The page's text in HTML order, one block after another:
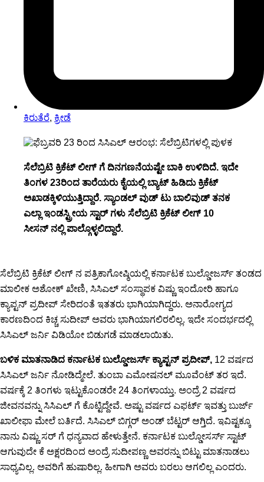
ಕಿರುತೆರೆ, ಕ್ರೀಡೆ
ಸೆಲೆಬ್ರಿಟಿ ಕ್ರಿಕೆಟ್ ಲೀಗ್ ಗೆ ದಿನಗಣನೆಯಷ್ಟೇ ಬಾಕಿ ಉಳಿದಿದೆ. ಇದೇ
ತಿಂಗಳ 23ರಿಂದ ತಾರೆಯರು ಕೈಯಲ್ಲಿ ಬ್ಯಾಟ್ ಹಿಡಿದು ಕ್ರಿಕೆಟ್
ಅಖಾಡಕ್ಕಿಳಿಯುತ್ತಿದ್ದಾರೆ. ಸ್ಯಾಂಡಲ್ ವುಡ್ ಟು ಬಾಲಿವುಡ್ ತನಕ
ಎಲ್ಲಾ ಇಂಡಸ್ಟ್ರೀಯ ಸ್ಟಾರ್ ಗಳು ಸೆಲೆಬ್ರಿಟಿ ಕ್ರಿಕೆಟ್ ಲೀಗ್ 10
ಸೀಸನ್ ನಲ್ಲಿ ಪಾಲ್ಗೊಳ್ಳಲಿದ್ದಾರೆ.
ಸೆಲೆಬ್ರಿಟಿ ಕ್ರಿಕೆಟ್ ಲೀಗ್ ನ ಪತ್ರಿಕಾಗೋಷ್ಠಿಯಲ್ಲಿ ಕರ್ನಾಟಕ ಬುಲ್ಡೋಜರ್ಸ್ ತಂಡದ
ಮಾಲೀಕ ಅಶೋಕ್ ಖೇಣಿ, ಸಿಸಿಎಲ್ ಸಂಸ್ಥಾಪಕ ವಿಷ್ಣು ಇಂದೋರಿ ಹಾಗೂ
ಕ್ಯಾಪ್ಟನ್ ಪ್ರದೀಪ್ ಸೇರಿದಂತೆ ಇತತರು ಭಾಗಿಯಾಗಿದ್ದರು. ಅನಾರೋಗ್ಯದ
ಕಾರಣದಿಂದ ಕಿಚ್ಚ ಸುದೀಪ್ ಅವರು ಭಾಗಿಯಾಗಲಿರಲಿಲ್ಲ. ಇದೇ ಸಂದರ್ಭದಲ್ಲಿ
ಸಿಸಿಎಲ್ ಜರ್ನಿ ವಿಡಿಯೋ ಬಿಡುಗಡೆ ಮಾಡಲಾಯಿತು.
ಬಳಿಕ ಮಾತನಾಡಿದ ಕರ್ನಾಟಕ ಬುಲ್ಡೋಜರ್ಸ್ ಕ್ಯಾಪ್ಟನ್ ಪ್ರದೀಪ್, 12 ವರ್ಷದ
ಸಿಸಿಎಲ್ ಜರ್ನಿ ನೋಡಿದ್ಮೇಲೆ. ತುಂಬಾ ಎಮೋಷನಲ್ ಮೂವೆಂಟ್ ತರ ಇದೆ.
ವರ್ಷಕ್ಕೆ 2 ತಿಂಗಳು ಇಟ್ಟುಕೊಂಡರೇ 24 ತಿಂಗಳಾಯ್ತು. ಅಂದ್ರೆ 2 ವರ್ಷದ
ಜೀವನವನ್ನು ಸಿಸಿಎಲ್ ಗೆ ಕೊಟ್ಟಿದ್ದೇವೆ. ಅಷ್ಟು ವರ್ಷದ ಎಫರ್ಟ್ ಇವತ್ತು ಬುರ್ಜ್
ಖಾಲೀಫಾ ಮೇಲೆ ಬರ್ತಿದೆ. ಸಿಸಿಎಲ್ ಬಿಗ್ಗರ್ ಅಂಡ್ ಬೆಟ್ಟರ್ ಆಗ್ತಿದೆ. ಇವಿಷ್ಟಕ್ಕೂ
ನಾನು ವಿಷ್ಣು ಸರ್ ಗೆ ಧನ್ಯವಾದ ಹೇಳುತ್ತೇನೆ. ಕರ್ನಾಟಕ ಬುಲ್ಡೋಸರ್ಸ್ ಸ್ಟಾಟ್
ಆಗುವುದೇ ಕೆ ಅಕ್ಷರದಿಂದ ಅಂದ್ರೆ ಸುದೀಪಣ್ಣ ಅವರನ್ನು ಬಿಟ್ಟು ಮಾತನಾಡಲು
ಸಾಧ್ಯವಿಲ್ಲ. ಅವರಿಗೆ ಹುಷಾರಿಲ್ಲ. ಹೀಗಾಗಿ ಅವರು ಬರಲು ಆಗಲಿಲ್ಲ ಎಂದರು.